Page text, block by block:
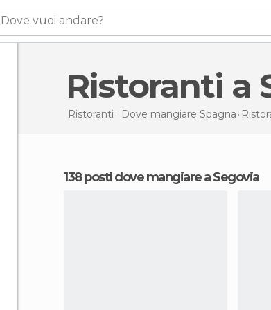
Dove vuoi andare?
Ristoranti a
Ristoranti Dove mangiare Spagna
138 posti dove mangiare a Segovia